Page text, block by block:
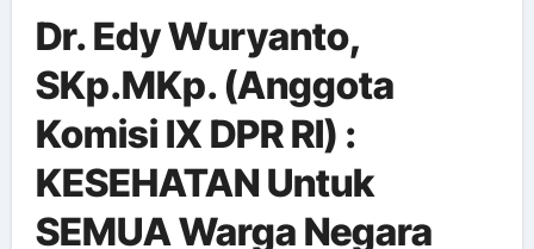
Dr. Edy Wuryanto,
SKp.MKp. (Anggota
Komisi IX DPR RI) :
KESEHATAN Untuk
SEMUA Warga Negara